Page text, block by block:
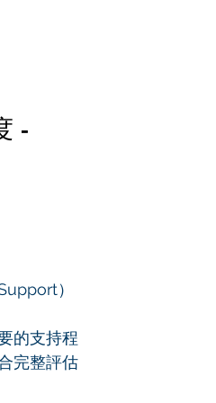
-
）
的支持程
完整評估